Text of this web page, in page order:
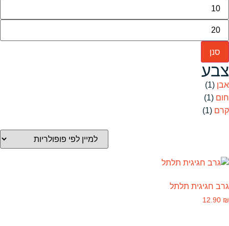
סנן
צבע
אבן (1)
חום (1)
קרם (1)
גרב חגיגית תלתל
12.90 ₪